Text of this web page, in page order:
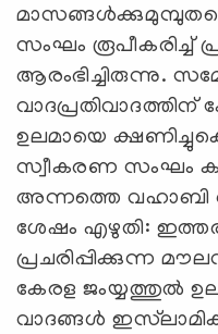
സംഘം രൂപീകരിച്ച്
ആരംഭിച്ചിരുന്നു.
ഉലമായെ
സ്വീകരണ സംഘം
അന്നത്തെ വഹാബി
ശേഷം എഴുതി:
പ്രചരിപ്പിക്കുന്ന
കേരള ജംയ്യത്തുല്‍
വാദങ്ങള്‍